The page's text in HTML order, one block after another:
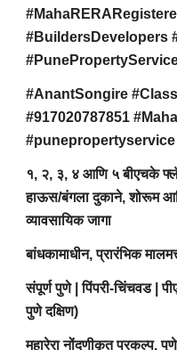
#BuildersDevelopers
#AnantSongire
#917020787851
#punepropertyservice
१, २, ३, ४ आणि ५ बीएचके
हाऊस/बंगला दुकाने, शोरूम
व्यावसायिक जागा
बांधकामाधीन, प्रारंभिक
संपूर्ण पुणे | पिंपरी-चिंचवड |
पुणे दक्षिण)
महारेरा नोंदणीकृत प्रकल्प,